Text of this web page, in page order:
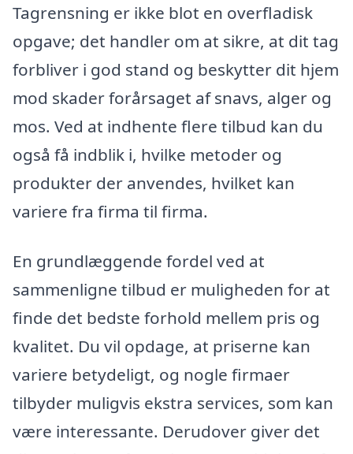
Tagrensning er ikke blot en overfladisk
opgave; det handler om at sikre, at dit tag
forbliver i god stand og beskytter dit hjem
mod skader forårsaget af snavs, alger og
mos. Ved at indhente flere tilbud kan du
også få indblik i, hvilke metoder og
produkter der anvendes, hvilket kan
variere fra firma til firma.
En grundlæggende fordel ved at
sammenligne tilbud er muligheden for at
finde det bedste forhold mellem pris og
kvalitet. Du vil opdage, at priserne kan
variere betydeligt, og nogle firmaer
tilbyder muligvis ekstra services, som kan
være interessante. Derudover giver det